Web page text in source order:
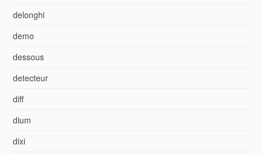
delonghi
demo
dessous
detecteur
diff
dium
dixi